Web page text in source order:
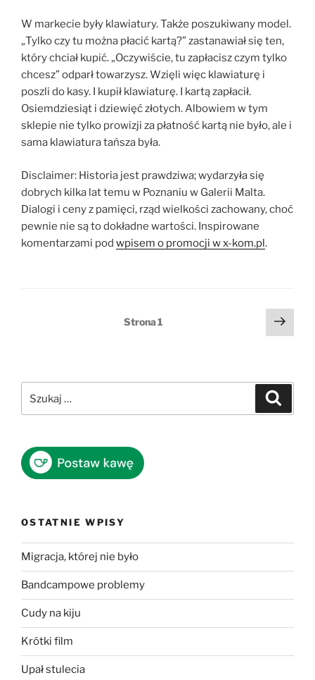
W markecie były klawiatury. Także poszukiwany model.
„Tylko czy tu można płacić kartą?” zastanawiał się ten,
który chciał kupić. „Oczywiście, tu zapłacisz czym tylko
chcesz” odparł towarzysz. Wzięli więc klawiaturę i
poszli do kasy. I kupił klawiaturę. I kartą zapłacił.
Osiemdziesiąt i dziewięć złotych. Albowiem w tym
sklepie nie tylko prowizji za płatność kartą nie było, ale i
sama klawiatura tańsza była.
Disclaimer: Historia jest prawdziwa; wydarzyła się
dobrych kilka lat temu w Poznaniu w Galerii Malta.
Dialogi i ceny z pamięci, rząd wielkości zachowany, choć
pewnie nie są to dokładne wartości. Inspirowane
komentarzami pod wpisem o promocji w x-kom.pl.
Strona1
OSTATNIE WPISY
Migracja, której nie było
Bandcampowe problemy
Cudy na kiju
Krótki film
Upał stulecia